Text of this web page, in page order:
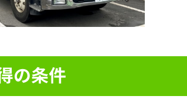
の条件